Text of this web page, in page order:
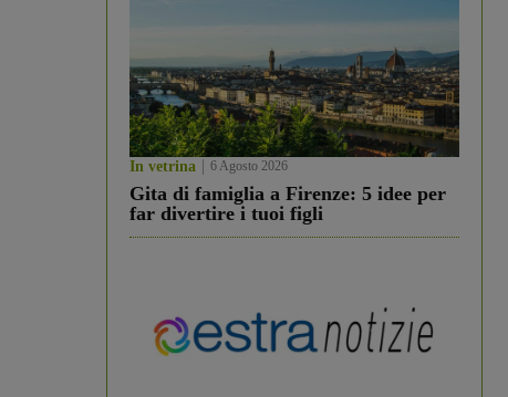
In vetrina 6 Agosto 2026
Gita di famiglia a Firenze: 5 idee per
far divertire i tuoi figli